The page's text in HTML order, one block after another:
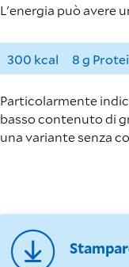
L'energia può avere
300 kcal 8 g
Particolarmente
basso contenuto di
una variante senza